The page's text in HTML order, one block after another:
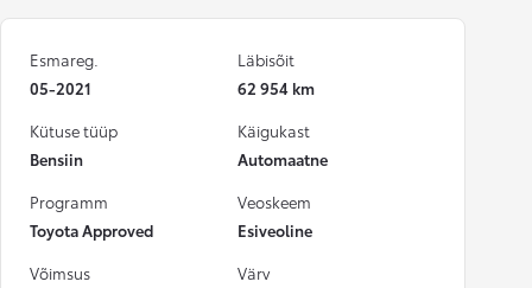
Esmareg.
05-2021
Läbisõit
62 954 km
Kütuse tüüp
Bensiin
Käigukast
Automaatne
Programm
Toyota Approved
Veoskeem
Esiveoline
Võimsus
Värv